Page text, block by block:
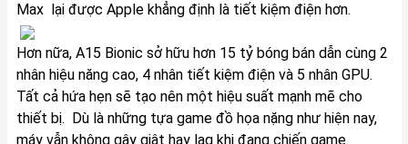
Max lại được Apple khẳng định là tiết kiệm điện hơn.
Hơn nữa, A15 Bionic sở hữu hơn 15 tỷ bóng bán dẫn cùng 2
nhân hiệu năng cao, 4 nhân tiết kiệm điện và 5 nhân GPU.
Tất cả hứa hẹn sẽ tạo nên một hiệu suất mạnh mẽ cho
thiết bị. Dù là những tựa game đồ họa nặng như hiện nay,
máy vẫn không gây giật hay lag khi đang chiến game.